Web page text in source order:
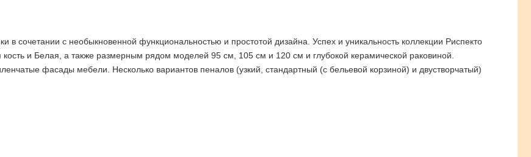
в сочетании с необыкновенной функциональностью и простотой дизайна. Успех и уникальность коллекции Риспекто
и Белая, а также размерным рядом моделей 95 см, 105 см и 120 см и глубокой керамической раковиной.
фасады мебели. Несколько вариантов пеналов (узкий, стандартный (с бельевой корзиной) и двустворчатый)